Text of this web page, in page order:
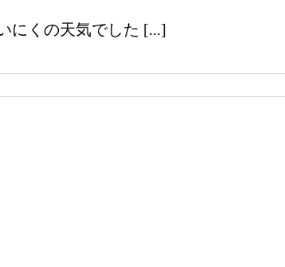
にくの天気でした [...]